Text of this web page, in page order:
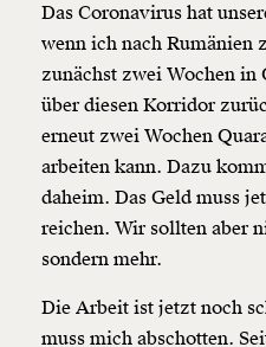
Das Coronavirus hat
wenn ich nach Rumänien
zunächst zwei Wochen in
über diesen Korridor
erneut zwei Wochen
arbeiten kann. Dazu
daheim. Das Geld muss
reichen. Wir sollten aber
sondern mehr.
Die Arbeit ist jetzt noch
muss mich abschotten.